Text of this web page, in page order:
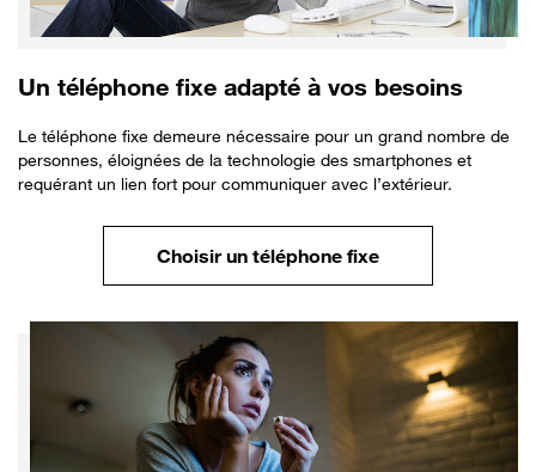
Un téléphone fixe adapté à vos besoins
Le téléphone fixe demeure nécessaire pour un grand nombre de
personnes, éloignées de la technologie des smartphones et
requérant un lien fort pour communiquer avec l’extérieur.
Choisir un téléphone fixe